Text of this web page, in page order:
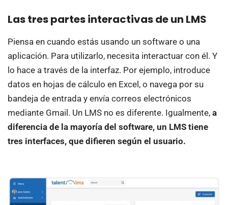
Las tres partes interactivas de un LMS
Piensa en cuando estás usando un software o una
aplicación. Para utilizarlo, necesita interactuar con él. Y
lo hace a través de la interfaz. Por ejemplo, introduce
datos en hojas de cálculo en Excel, o navega por su
bandeja de entrada y envía correos electrónicos
mediante Gmail. Un LMS no es diferente. Igualmente, a
diferencia de la mayoría del software, un LMS tiene
tres interfaces, que difieren según el usuario.